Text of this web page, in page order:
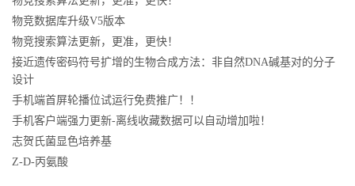
物竞数据库升级V5版本
物竞搜索算法更新，更准，更快！
接近遗传密码符号扩增的生物合成方法：非自然DNA碱基对的分子
设计
手机端首屏轮播位试运行免费推广！！
手机客户端强力更新-离线收藏数据可以自动增加啦！
志贺氏菌显色培养基
Z-D-丙氨酸